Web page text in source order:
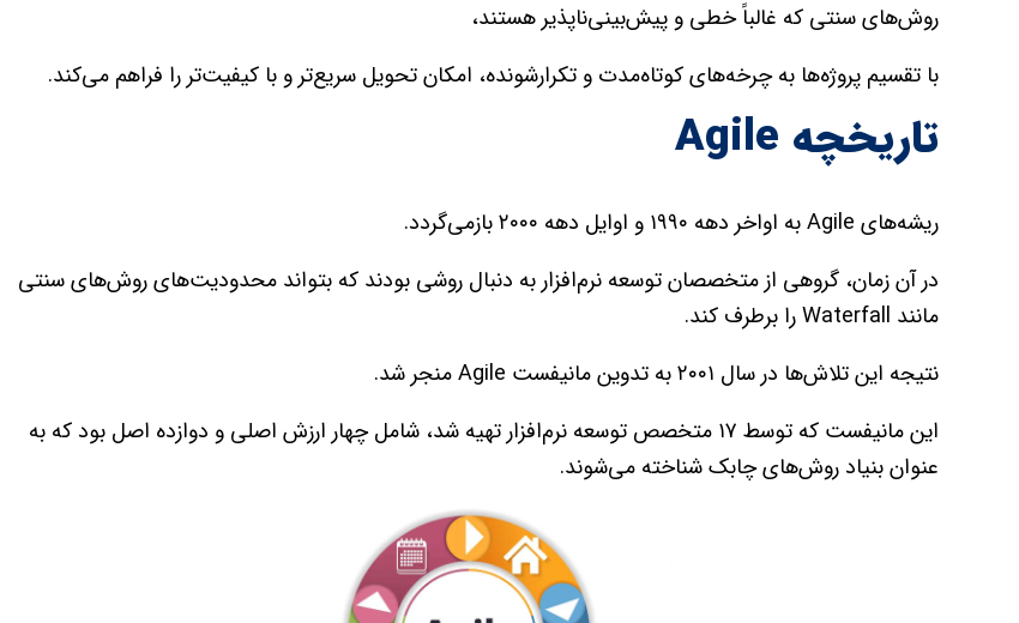
روش‌های سنتی که غالباً خطی و پیش‌بینی‌ناپذیر هستند،
با تقسیم پروژه‌ها به چرخه‌های کوتاه‌مدت و تکرارشونده، امکان تحویل سریع‌تر و با کیفیت‌تر را فراهم می‌کند.
تاریخچه Agile
ریشه‌های Agile به اواخر دهه ۱۹۹۰ و اوایل دهه ۲۰۰۰ بازمی‌گردد.
در آن زمان، گروهی از متخصصان توسعه نرم‌افزار به دنبال روشی بودند که بتواند محدودیت‌های روش‌های سنتی
مانند Waterfall را برطرف کند.
نتیجه این تلاش‌ها در سال ۲۰۰۱ به تدوین مانیفست Agile منجر شد.
این مانیفست که توسط ۱۷ متخصص توسعه نرم‌افزار تهیه شد، شامل چهار ارزش اصلی و دوازده اصل بود که به
عنوان بنیاد روش‌های چابک شناخته می‌شوند.